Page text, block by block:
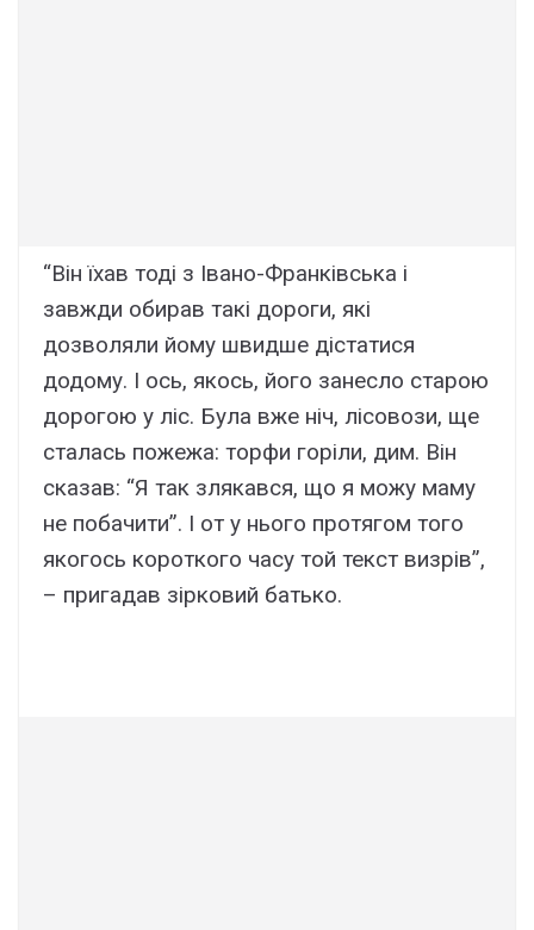
“Він їхав тоді з Івано-Франківська і
завжди обирав такі дороги, які
дозволяли йому швидше дістатися
додому. І ось, якось, його занесло старою
дорогою у ліс. Була вже ніч, лісовози, ще
сталась пожежа: торфи горіли, дим. Він
сказав: “Я так злякався, що я можу маму
не побачити”. І от у нього протягом того
якогось короткого часу той текст визрів”,
– пригадав зірковий батько.